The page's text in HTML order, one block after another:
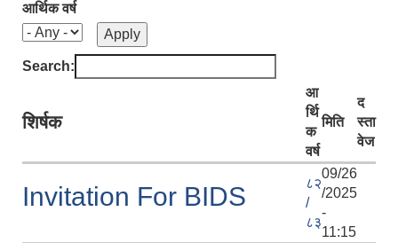
आर्थिक वर्ष
Search:
शिर्षक
आ
र्थि
क
वर्ष
मिति
द
स्ता
वेज
Invitation For BIDS
८२
/
८३
09/26
/2025
-
11:15